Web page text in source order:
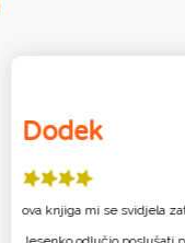
Dodek
ova knjiga mi se svidjela